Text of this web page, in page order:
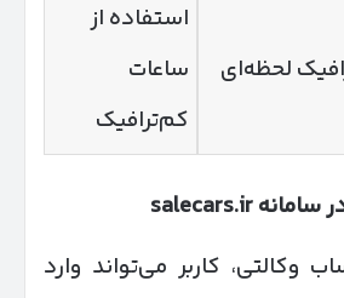
لحظه‌ای
استفاده از
ساعات
کم‌ترافیک
سامانه
وکالتی، کاربر می‌تواند وارد